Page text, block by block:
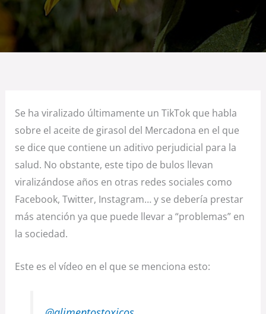
Se ha viralizado últimamente un TikTok que habla
sobre el aceite de girasol del Mercadona en el que
se dice que contiene un aditivo perjudicial para la
salud. No obstante, este tipo de bulos llevan
viralizándose años en otras redes sociales como
Facebook, Twitter, Instagram… y se debería prestar
más atención ya que puede llevar a “problemas” en
la sociedad.
Este es el vídeo en el que se menciona esto: